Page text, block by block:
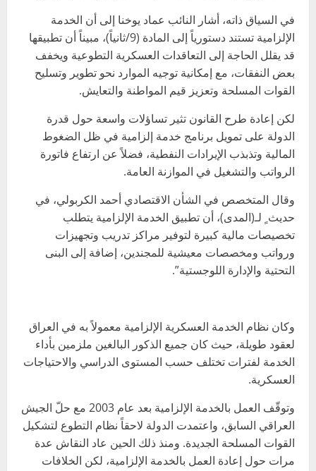
في السياق ذاته، أشار النائب عماد يوخنا إلى أن الخدمة
الإلزامية تستند دستورياً إلى المادة (9/ثانياً)، مبيناً أن تطبيقها
قد يقلل الحاجة إلى التعاقدات العسكرية التطوعية ويخفف
بعض النفقات، مع إمكانية توجيه الموارد نحو تطوير وتسليح
القوات المسلحة وتعزيز قيم المواطنة والتعايش.
لكن إعادة طرح القانون تثير تساؤلات واسعة حول قدرة
الدولة على تمويل برنامج خدمة إلزامية في ظل الضغوط
المالية وتذبذب الإيرادات النفطية، فضلاً عن ارتفاع فاتورة
الرواتب والتشغيل في الموازنة العامة.
وقال المتخصص في الشأن الاقتصادي أحمد الكربولي، في
حديث ٍ لـ(المدى)، أن تطبيق الخدمة الإلزامية يتطلب
تخصيصات مالية كبيرة لتوفير مراكز تدريب وتجهيزات
ورواتب ومخصصات معيشية للمجندين، إضافة إلى البنى
التحتية والإدارة اللوجستية”.
وكان نظام الخدمة العسكرية الإلزامية معمولاً به في العراق
لعقود طويلة، حيث كان جميع الذكور البالغين ملزمين بأداء
الخدمة لفترات تختلف حسب المستوى الدراسي والاحتياجات
العسكرية.
وتوقّف العمل بالخدمة الإلزامية بعد عام 2003 مع حلّ الجيش
العراقي السابق، واعتمدت الدولة لاحقاً نظام التطوع لتشكيل
القوات المسلحة الجديدة. ومنذ ذلك الحين عاد النقاش عدة
مرات حول إعادة العمل بالخدمة الإلزامية، لكن الخلافات